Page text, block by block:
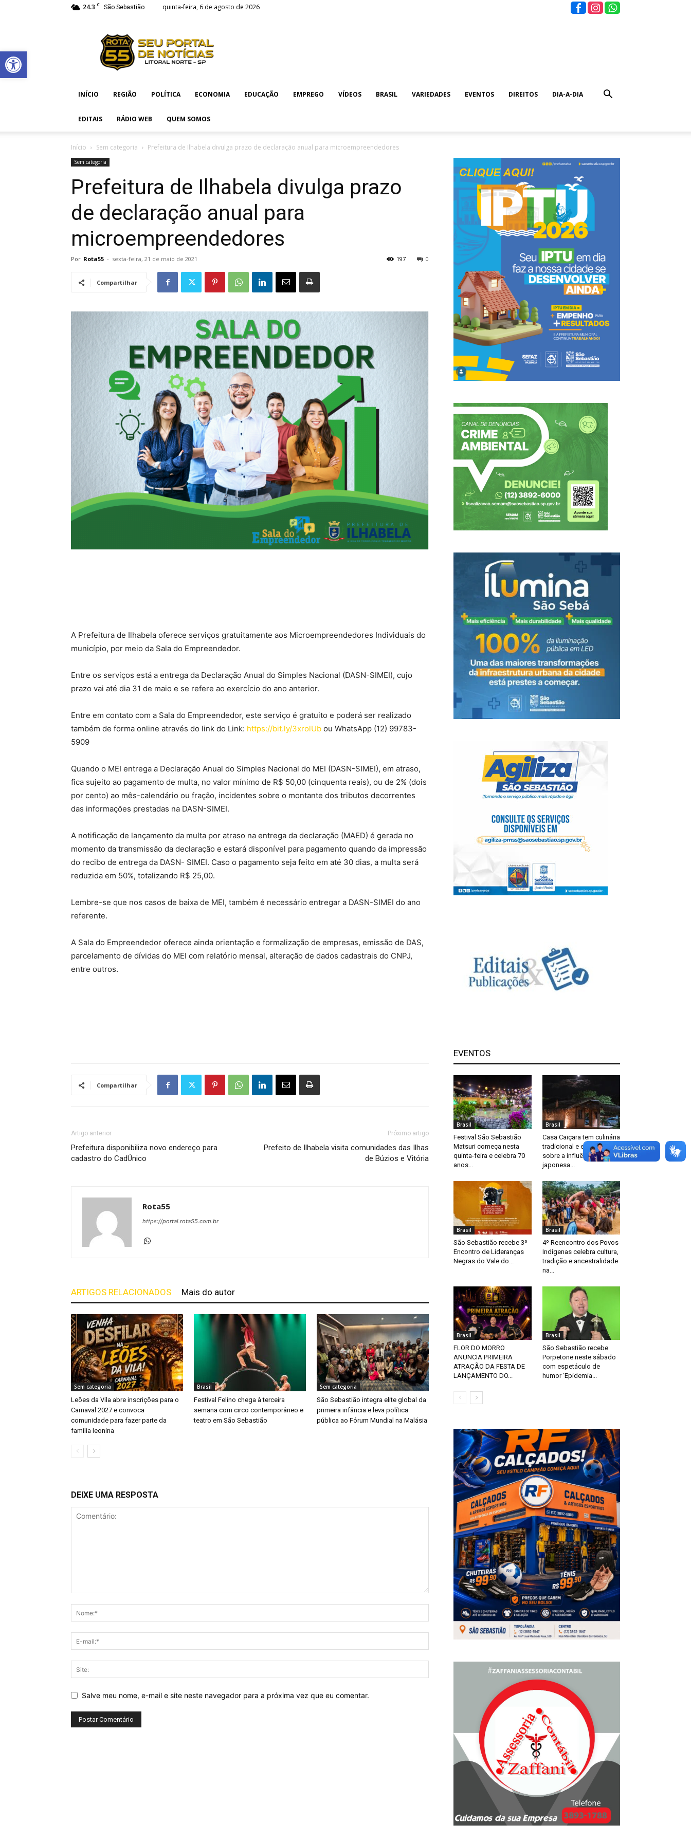
Abrir a barra de ferramentas
24.3 C São Sebastião quinta-feira, 6 de agosto de 2026
55
INÍCIO REGIÃO POLÍTICA ECONOMIA EDUCAÇÃO EMPREGO VÍDEOS BRASIL VARIEDADES EVENTOS DIREITOS DIA-A-DIA
EDITAIS RÁDIO WEB QUEM SOMOS
Início Sem categoria Prefeitura de Ilhabela divulga prazo de declaração anual para microempreendedores
Sem categoria
Prefeitura de Ilhabela divulga prazo
de declaração anual para
microempreendedores
Por Rota55 - sexta-feira, 21 de maio de 2021 0
197
Compartilhar
A Prefeitura de Ilhabela oferece serviços gratuitamente aos Microempreendedores Individuais do
município, por meio da Sala do Empreendedor.
Entre os serviços está a entrega da Declaração Anual do Simples Nacional (DASN-SIMEI), cujo
prazo vai até dia 31 de maio e se refere ao exercício do ano anterior.
Entre em contato com a Sala do Empreendedor, este serviço é gratuito e poderá ser realizado
também de forma online através do link do Link: https://bit.ly/3xrolUb ou WhatsApp (12) 99783-
5909
Quando o MEI entrega a Declaração Anual do Simples Nacional do MEI (DASN-SIMEI), em atraso,
fica sujeito ao pagamento de multa, no valor mínimo de R$ 50,00 (cinquenta reais), ou de 2% (dois
por cento) ao mês-calendário ou fração, incidentes sobre o montante dos tributos decorrentes
das informações prestadas na DASN-SIMEI.
A notificação de lançamento da multa por atraso na entrega da declaração (MAED) é gerada no
momento da transmissão da declaração e estará disponível para pagamento quando da impressão
do recibo de entrega da DASN- SIMEI. Caso o pagamento seja feito em até 30 dias, a multa será
reduzida em 50%, totalizando R$ 25,00.
Lembre-se que nos casos de baixa de MEI, também é necessário entregar a DASN-SIMEI do ano
referente.
A Sala do Empreendedor oferece ainda orientação e formalização de empresas, emissão de DAS,
parcelamento de dívidas do MEI com relatório mensal, alteração de dados cadastrais do CNPJ,
entre outros.
Compartilhar
Artigo anterior
Prefeitura disponibiliza novo endereço para
cadastro do CadÚnico
Próximo artigo
Prefeito de Ilhabela visita comunidades das Ilhas
de Búzios e Vitória
Rota55
https://portal.rota55.com.br
ARTIGOS RELACIONADOS Mais do autor
Sem categoria
Leões da Vila abre inscrições para o
Carnaval 2027 e convoca
comunidade para fazer parte da
família leonina
Brasil
Festival Felino chega à terceira
semana com circo contemporâneo e
teatro em São Sebastião
Sem categoria
São Sebastião integra elite global da
primeira infância e leva política
pública ao Fórum Mundial na Malásia
DEIXE UMA RESPOSTA
Salve meu nome, e-mail e site neste navegador para a próxima vez que eu comentar.
EVENTOS
Brasil
Festival São Sebastião
Matsuri começa nesta
quinta-feira e celebra 70
anos...
Brasil
Casa Caiçara tem culinária
tradicional e exposição
sobre a influência
japonesa...
Brasil
São Sebastião recebe 3º
Encontro de Lideranças
Negras do Vale do...
Brasil
4º Reencontro dos Povos
Indígenas celebra cultura,
tradição e ancestralidade
na...
Brasil
FLOR DO MORRO
ANUNCIA PRIMEIRA
ATRAÇÃO DA FESTA DE
LANÇAMENTO DO...
Brasil
São Sebastião recebe
Porpetone neste sábado
com espetáculo de
humor ‘Epidemia...